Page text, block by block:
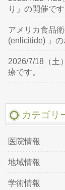
り」の開催です
アメリカ食品
(enlicitide) 」の
2026/7/18（土
療です。
カテゴリ
医院情報
地域情報
学術情報